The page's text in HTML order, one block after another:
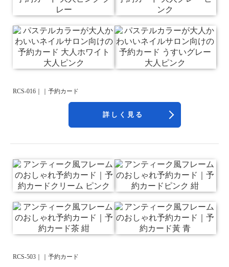
RCS-016｜｜予約カード
詳しく見る
RCS-503｜｜予約カード